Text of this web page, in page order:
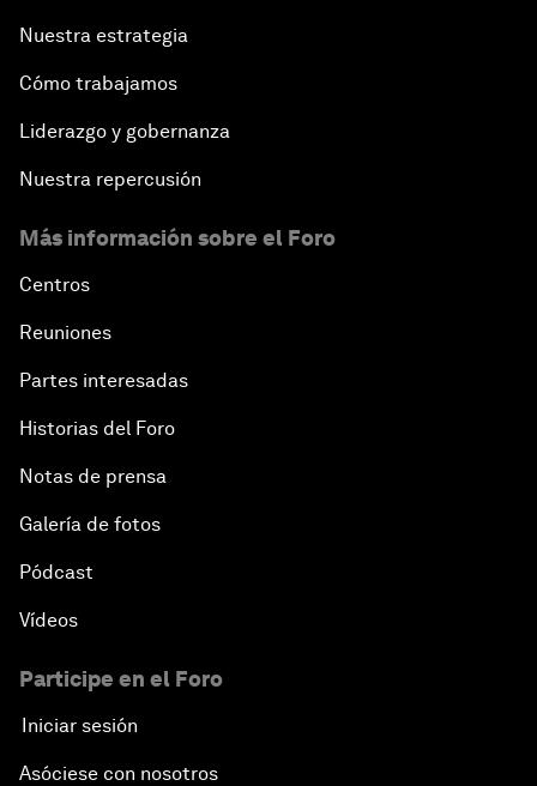
Nuestra estrategia
Cómo trabajamos
Liderazgo y gobernanza
Nuestra repercusión
Más información sobre el Foro
Centros
Reuniones
Partes interesadas
Historias del Foro
Notas de prensa
Galería de fotos
Pódcast
Vídeos
Participe en el Foro
Iniciar sesión
Asóciese con nosotros